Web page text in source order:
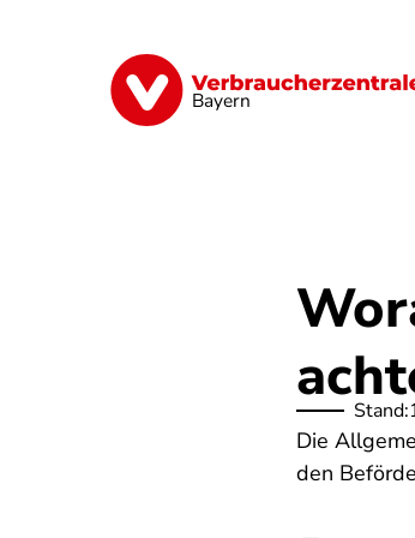
Bayern
Finanzen Digitales
Stand:
Die
den